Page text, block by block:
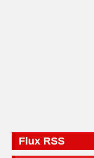
Flux RSS